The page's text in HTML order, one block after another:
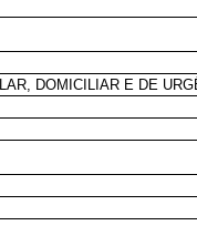
DOMICILIAR E DE